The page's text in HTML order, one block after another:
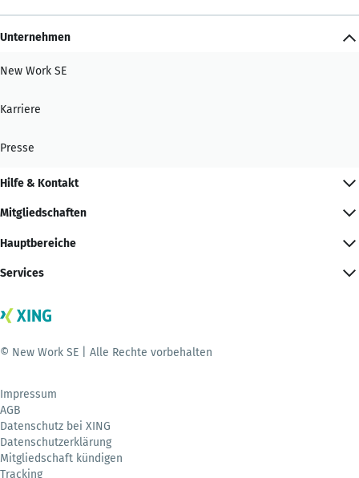
Unternehmen
New Work SE
Karriere
Presse
Hilfe & Kontakt
Mitgliedschaften
Hauptbereiche
Services
© New Work SE | Alle Rechte vorbehalten
Impressum
AGB
Datenschutz bei XING
Datenschutzerklärung
Mitgliedschaft kündigen
Tracking